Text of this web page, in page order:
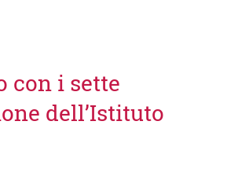
con i sette
dell’Istituto